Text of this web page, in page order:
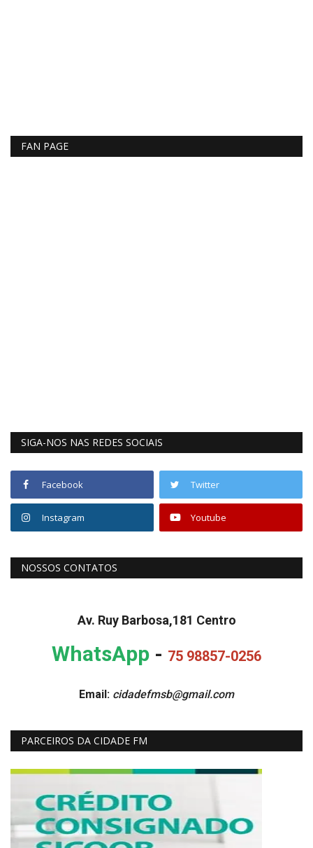
FAN PAGE
SIGA-NOS NAS REDES SOCIAIS
Facebook Twitter
Instagram Youtube
NOSSOS CONTATOS
Av. Ruy Barbosa,181 Centro
WhatsApp - 75 98857-0256
Email: cidadefmsb@gmail.com
PARCEIROS DA CIDADE FM